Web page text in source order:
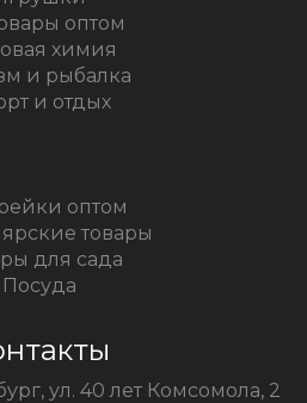
оптом
химия
и рыбалка
и отдых
оптом
товары
для сада
Посуда
ул. 40 лет Комсомола, 2